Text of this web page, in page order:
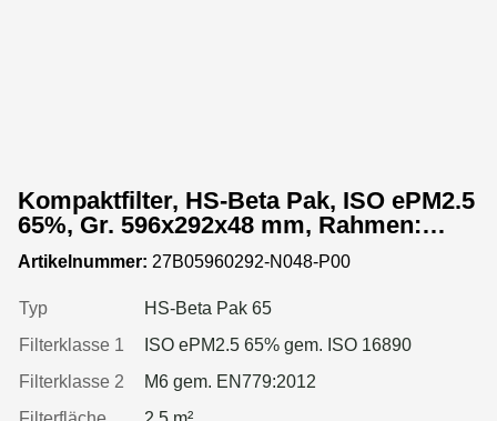
Kompaktfilter, HS-Beta Pak, ISO ePM2.5
65%, Gr. 596x292x48 mm, Rahmen:
Kunststoffprofil
Artikelnummer: 27B05960292-N048-P00
Typ
HS-Beta Pak 65
Filterklasse 1
ISO ePM2.5 65% gem. ISO 16890
Filterklasse 2
M6 gem. EN779:2012